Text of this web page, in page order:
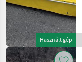
Használt gép